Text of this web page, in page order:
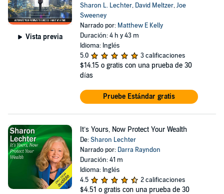
Vista previa
Sharon L. Lechter, David Meltzer,Joe
Sweeney
Narrado por: Matthew E Kelly
Duración: 4 h y 43 m
Idioma: Inglés
5.0
3 calificaciones
$14.15 o gratis con una prueba de 30
días
Pruebe Estándar gratis
It’s Yours, Now Protect Your Wealth
De:Sharon Lechter
Narrado por: Darra Rayndon
Duración: 41 m
Idioma: Inglés
4.5
2 calificaciones
$4.51 o gratis con una prueba de 30